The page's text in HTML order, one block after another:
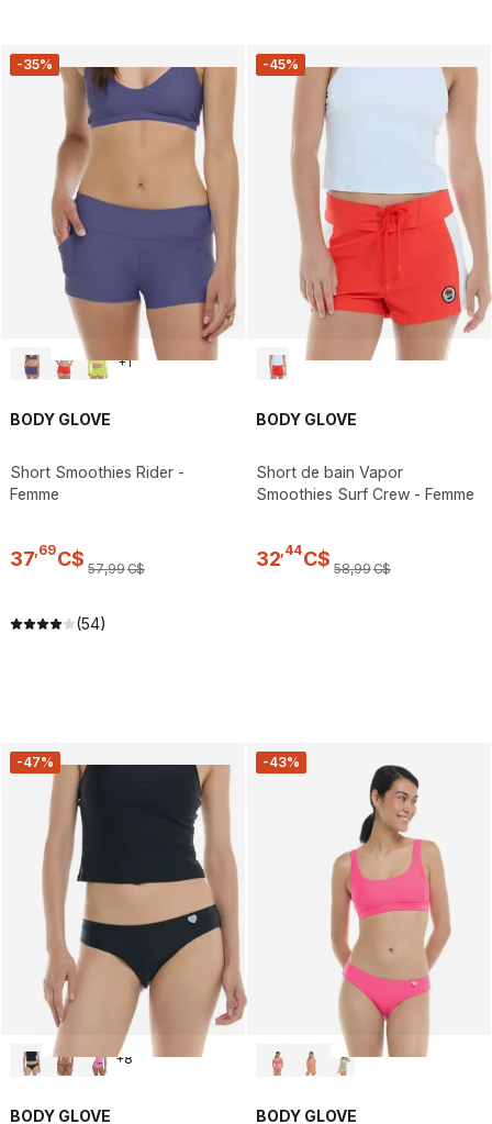
-35%
+1
BODY GLOVE
Short Smoothies Rider -
Femme
37 69C$ 57,99C$
(54)
-45%
BODY GLOVE
Short de bain Vapor
Smoothies Surf Crew - Femme
32 44C$ 58,99C$
-47%
+8
BODY GLOVE
-43%
BODY GLOVE